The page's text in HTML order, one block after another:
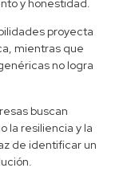
y honestidad.
proyecta
mientras que
no logra
buscan
la resiliencia y la
de identificar un